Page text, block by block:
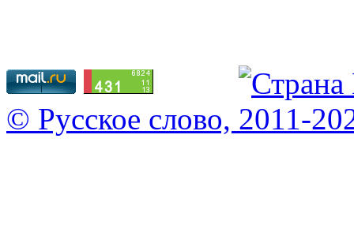
© Русское слово, 2011-